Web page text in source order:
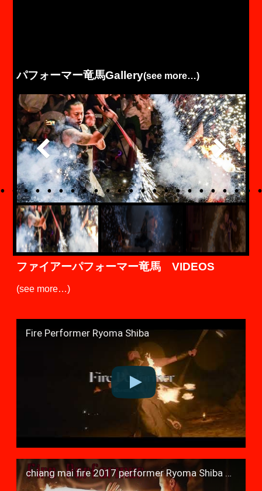
パフォーマー竜馬Gallery(see more…)
ファイアーパフォーマー竜馬 VIDEOS
(see more…)
Fire Performer Ryoma Shiba
chiang mai fire 2017 performer Ryoma Shiba 柴 竜馬